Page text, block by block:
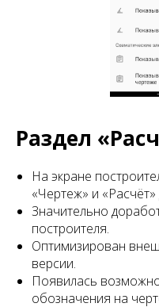
Раздел
На экране
«Чертеж» и
Значительно
построителя.
Оптимизирован
версии.
Появилась
обозначения на